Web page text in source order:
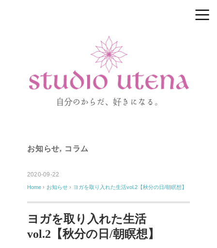
お知らせ, コラム
2020-09-22
Home › お知らせ › ヨガを取り入れた生活vol.2【秋分の日/朝瞑想】
ヨガを取り入れた生活
vol.2【秋分の日/朝瞑想】